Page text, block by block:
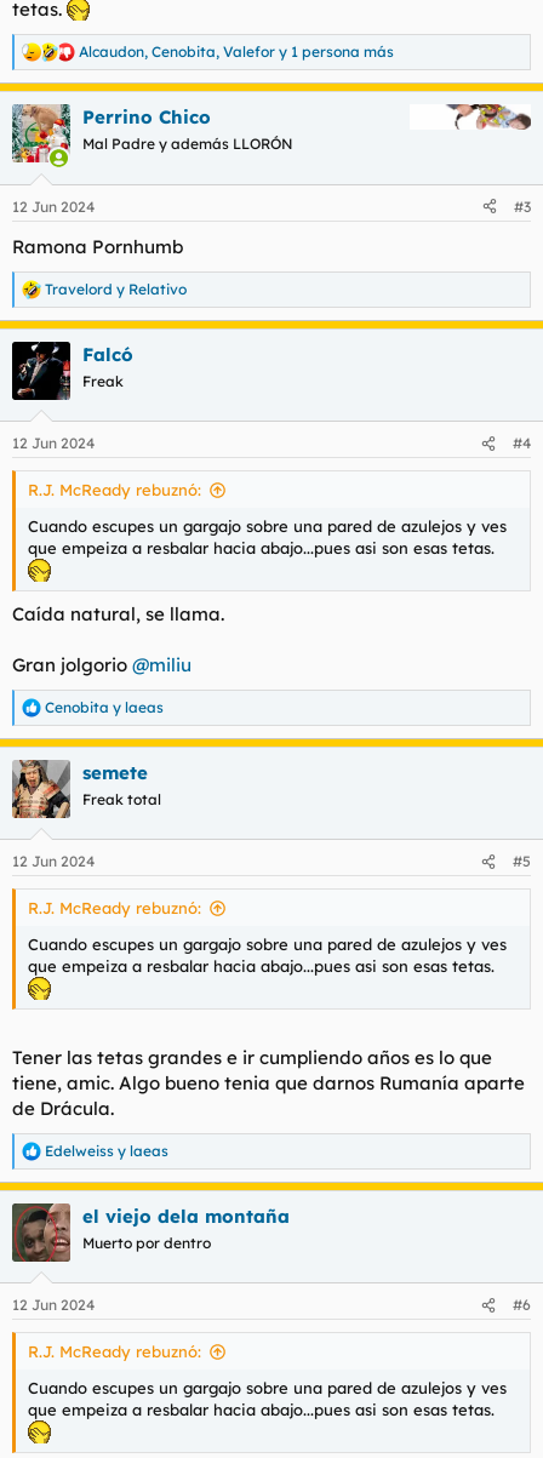
tetas.
R
e
c
c
i
e
:
Alcaudon, Cenobita, Valefor y 1 persona más
Perrino Chico
Mal Padre y además LLORÓN
12 Jun 2024 #3
Ramona Pornhumb
R
e
a
c
c
i
e
s
Travelord y Relativo
Falcó
Freak
12 Jun 2024 #4
R.J. McReady rebuznó:
Cuando escupes un gargajo sobre una pared de azulejos y ves
que empeiza a resbalar hacia abajo...pues asi son esas tetas.
Caída natural, se llama.
Gran jolgorio @miliu
R
e
a
c
c
i
e
s
Cenobita y laeas
semete
Freak total
12 Jun 2024 #5
R.J. McReady rebuznó:
Cuando escupes un gargajo sobre una pared de azulejos y ves
que empeiza a resbalar hacia abajo...pues asi son esas tetas.
Tener las tetas grandes e ir cumpliendo años es lo que
tiene, amic. Algo bueno tenia que darnos Rumanía aparte
de Drácula.
R
e
a
c
c
i
e
s
Edelweiss y laeas
el viejo dela montaña
Muerto por dentro
12 Jun 2024 #6
R.J. McReady rebuznó:
Cuando escupes un gargajo sobre una pared de azulejos y ves
que empeiza a resbalar hacia abajo...pues asi son esas tetas.